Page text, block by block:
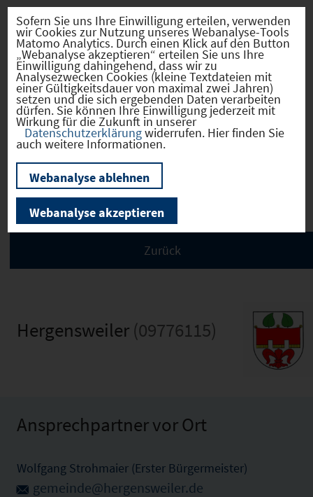
Sozialvers. Beschäftigte
Verkehrsinfrastruktur
Kommunale Infrastruktur
Hergensweiler (09776115)
Ansprechpartner vor Ort
Wolfgang Strohmaier (Erster Bürgermeister)
gemeinde@hergensweiler.de
Sofern Sie uns Ihre Einwilligung erteilen, verwenden
wir Cookies zur Nutzung unseres Webanalyse-Tools
Matomo Analytics. Durch einen Klick auf den Button
„Webanalyse akzeptieren“ erteilen Sie uns Ihre
Einwilligung dahingehend, dass wir zu
Analysezwecken Cookies (kleine Textdateien mit
einer Gültigkeitsdauer von maximal zwei Jahren)
setzen und die sich ergebenden Daten verarbeiten
dürfen. Sie können Ihre Einwilligung jederzeit mit
Wirkung für die Zukunft in unserer
Datenschutzerklärungwiderrufen. Hier finden Sie
auch weitere Informationen.
Webanalyse ablehnen
Webanalyse akzeptieren